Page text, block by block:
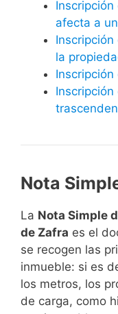
afecta a
la
Nota
La Nota Simple
de Zafra es el
se recogen las
inmueble: si es
los metros, los
de carga, como